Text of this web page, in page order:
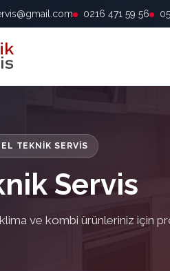
0216 471 59 56
TEKNIK SERVIS
Servis
ve kombi ürünleriniz için